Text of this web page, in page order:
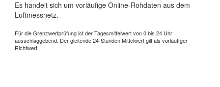
Es handelt sich um vorläufige Online-Rohdaten aus dem
Luftmessnetz.
Für die Grenzwertprüfung ist der Tagesmittelwert von 0 bis 24 Uhr
ausschlaggebend. Der gleitende 24-Stunden Mittelwert gilt als vorläufiger
Richtwert.